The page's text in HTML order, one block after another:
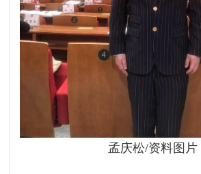
孟庆松/资料图片